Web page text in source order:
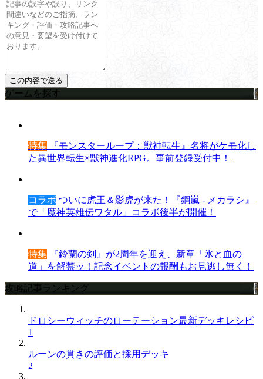
ゲームを探す
特集 『モンスターループ：獣神転生』名将がケモ化し
た異世界転生×獣神進化RPG。事前登録受付中！
コラボ ついに虎王＆影虎が来た！『鋼嵐 - メカラシ』
で「魔神英雄伝ワタル」コラボ後半が開催！
特集 『鈴蘭の剣』が2周年を迎え、新章「氷と血の
道」を解禁ッ！記念イベントの報酬もお見逃し無く！
攻略記事ランキング
ドロシーウィッチのローテーション最新デッキレシピ
1
ルーンの貫きの評価と採用デッキ
2